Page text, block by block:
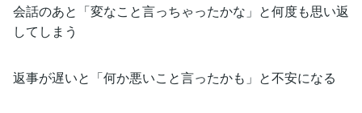
会話のあと「変なこと言っちゃったかな」と何度も思い返
してしまう
返事が遅いと「何か悪いこと言ったかも」と不安になる